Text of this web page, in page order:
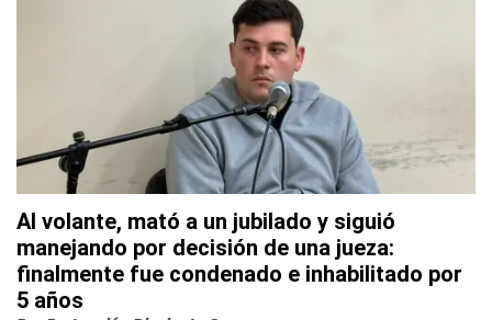
Al volante, mató a un jubilado y siguió
manejando por decisión de una jueza:
finalmente fue condenado e inhabilitado por
5 años